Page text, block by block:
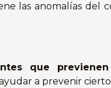
las anomalías del
que
a prevenir